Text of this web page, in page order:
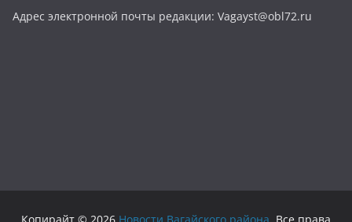
Адрес электронной почты редакции: Vagayst@obl72.ru
Копирайт © 2026 Новости Вагайского района . Все права